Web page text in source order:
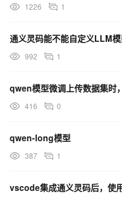
1226 1
通义灵码能不能自定义LLM模
992 1
qwen模型微调上传数据集时
416 0
qwen-long模型
387 1